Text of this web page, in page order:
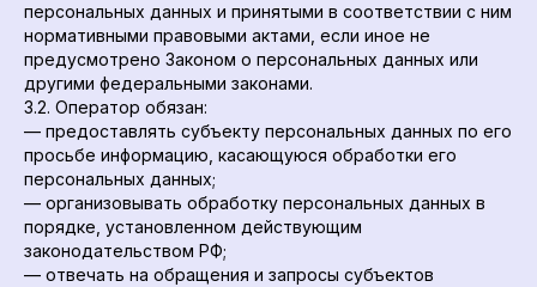
персональных данных и принятыми в соответствии с ним
нормативными правовыми актами, если иное не
предусмотрено Законом о персональных данных или
другими федеральными законами.
3.2. Оператор обязан:
— предоставлять субъекту персональных данных по его
просьбе информацию, касающуюся обработки его
персональных данных;
— организовывать обработку персональных данных в
порядке, установленном действующим
законодательством РФ;
— отвечать на обращения и запросы субъектов